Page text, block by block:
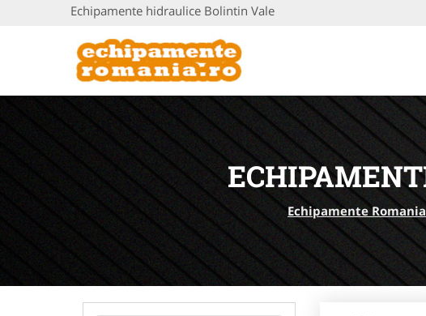
Echipamente hidraulice Bolintin Vale
Echipamente Romania